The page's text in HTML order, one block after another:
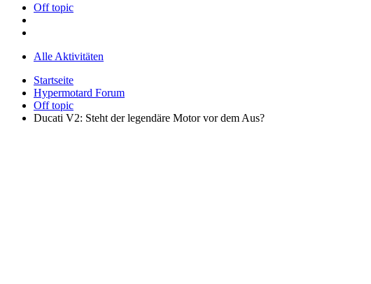
Off topic
Alle Aktivitäten
Startseite
Hypermotard Forum
Off topic
Ducati V2: Steht der legendäre Motor vor dem Aus?